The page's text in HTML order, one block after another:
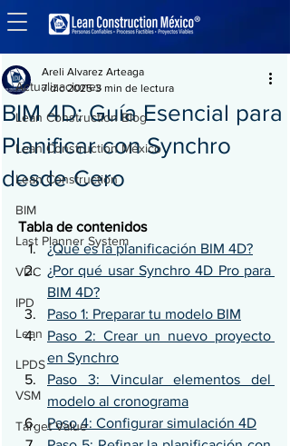
Entrada
Actualizaciones
Lean Construction Blog
Lean Construction México
Lean Construction
BIM
Last Planner System
VDC
IPD
Lean
LPDS
VSM
Target Value
BIM 4D: Guía Esencial para
Planificar con Synchro
desde Cero
Areli Alvarez Arteaga
7 dic 2025 3 min de lectura
Tabla de contenidos
¿Qué es la planificación BIM 4D?
¿Por qué usar Synchro 4D Pro para
BIM 4D?
Paso 1: Preparar tu modelo BIM
Paso 2: Crear un nuevo proyecto
en Synchro
Paso 3: Vincular elementos del
modelo al cronograma
Paso 4: Configurar simulación 4D